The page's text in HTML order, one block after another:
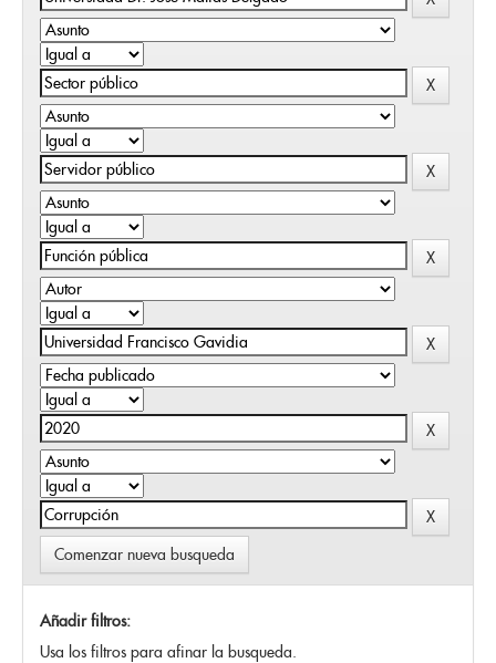
Comenzar nueva busqueda
Añadir filtros:
Usa los filtros para afinar la busqueda.